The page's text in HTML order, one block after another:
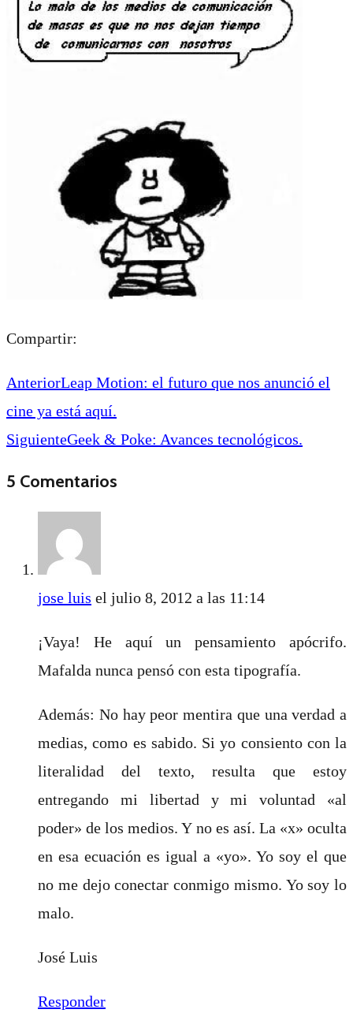
Compartir:
AnteriorLeap Motion: el futuro que nos anunció el
cine ya está aquí.
SiguienteGeek & Poke: Avances tecnológicos.
5 Comentarios
jose luis el julio 8, 2012 a las 11:14
¡Vaya! He aquí un pensamiento apócrifo.
Mafalda nunca pensó con esta tipografía.
Además: No hay peor mentira que una verdad a
medias, como es sabido. Si yo consiento con la
literalidad del texto, resulta que estoy
entregando mi libertad y mi voluntad «al
poder» de los medios. Y no es así. La «x» oculta
en esa ecuación es igual a «yo». Yo soy el que
no me dejo conectar conmigo mismo. Yo soy lo
malo.
José Luis
Responder